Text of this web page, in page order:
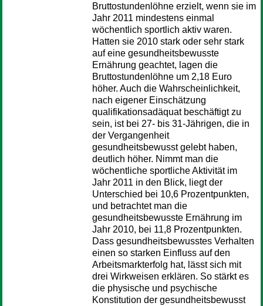
Bruttostundenlöhne erzielt, wenn sie im
Jahr 2011 mindestens einmal
wöchentlich sportlich aktiv waren.
Hatten sie 2010 stark oder sehr stark
auf eine gesundheitsbewusste
Ernährung geachtet, lagen die
Bruttostundenlöhne um 2,18 Euro
höher. Auch die Wahrscheinlichkeit,
nach eigener Einschätzung
qualifikationsadäquat beschäftigt zu
sein, ist bei 27- bis 31-Jährigen, die in
der Vergangenheit
gesundheitsbewusst gelebt haben,
deutlich höher. Nimmt man die
wöchentliche sportliche Aktivität im
Jahr 2011 in den Blick, liegt der
Unterschied bei 10,6 Prozentpunkten,
und betrachtet man die
gesundheitsbewusste Ernährung im
Jahr 2010, bei 11,8 Prozentpunkten.
Dass gesundheitsbewusstes Verhalten
einen so starken Einfluss auf den
Arbeitsmarkterfolg hat, lässt sich mit
drei Wirkweisen erklären. So stärkt es
die physische und psychische
Konstitution der gesundheitsbewusst